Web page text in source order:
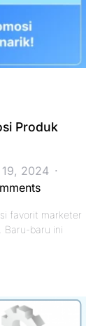
Produk
2024
favorit marketer
Baru-baru ini